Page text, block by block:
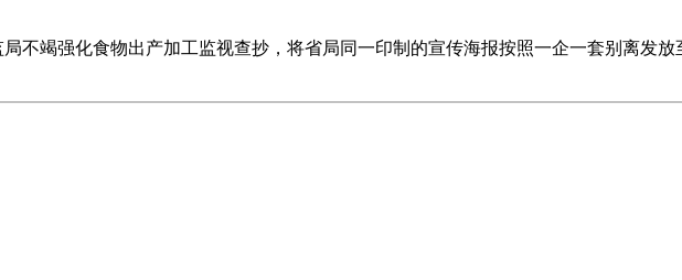
竭强化食物出产加工监视查抄，将省局同一印制的宣传海报按照一企一套别离发放